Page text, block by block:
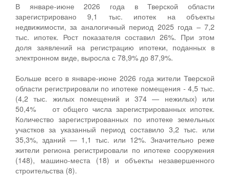
В январе-июне 2026 года в Тверской области
зарегистрировано 9,1 тыс. ипотек на объекты
недвижимости, за аналогичный период 2025 года – 7,2
тыс. ипотек. Рост показателя составил 26%. При этом
доля заявлений на регистрацию ипотеки, поданных в
электронном виде, выросла с 78,9% до 87,9%.
Больше всего в январе-июне 2026 года жители Тверской
области регистрировали по ипотеке помещения - 4,5 тыс.
(4,2 тыс. жилых помещений и 374 — нежилых) или
50,4% от общего числа зарегистрированных ипотек.
Количество зарегистрированных по ипотеке земельных
участков за указанный период составило 3,2 тыс. или
35,3%, зданий — 1,1 тыс. или 12%. Значительно реже
жители региона регистрировали по ипотеке сооружения
(148), машино-места (18) и объекты незавершенного
строительства (8).